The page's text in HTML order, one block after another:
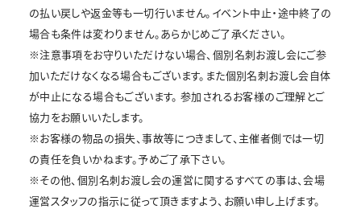
の払い戻しや返金等も一切行いません。イベント中止・途中終了の
場合も条件は変わりません。あらかじめご了承ください。
※注意事項をお守りいただけない場合、個別名刺お渡し会にご参
加いただけなくなる場合もございます。また個別名刺お渡し会自体
が中止になる場合もございます。 参加されるお客様のご理解とご
協力をお願いいたします。
※お客様の物品の損失、事故等につきまして、主催者側では一切
の責任を負いかねます。予めご了承下さい。
※その他、個別名刺お渡し会の運営に関するすべての事は、会場
運営スタッフの指示に従って頂きますよう、お願い申し上げます。